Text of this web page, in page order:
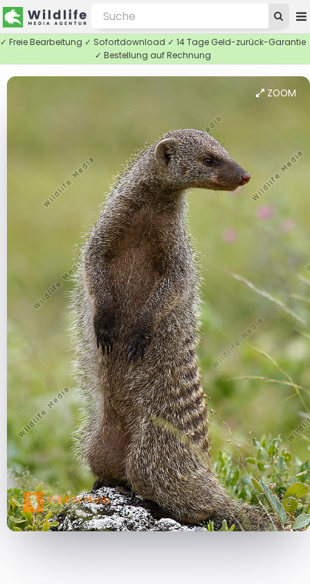
✓ Freie Bearbeitung ✓ Sofortdownload ✓ 14 Tage Geld-zurück-Garantie
✓ Bestellung auf Rechnung
ZOOM